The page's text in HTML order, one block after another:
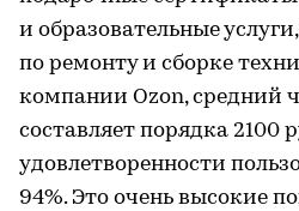
и образовательные
по ремонту и сборке
компании Ozon, средний
составляет порядка 2100
удовлетворенности
94%. Это очень высокие